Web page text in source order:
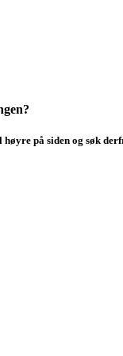
på siden og søk